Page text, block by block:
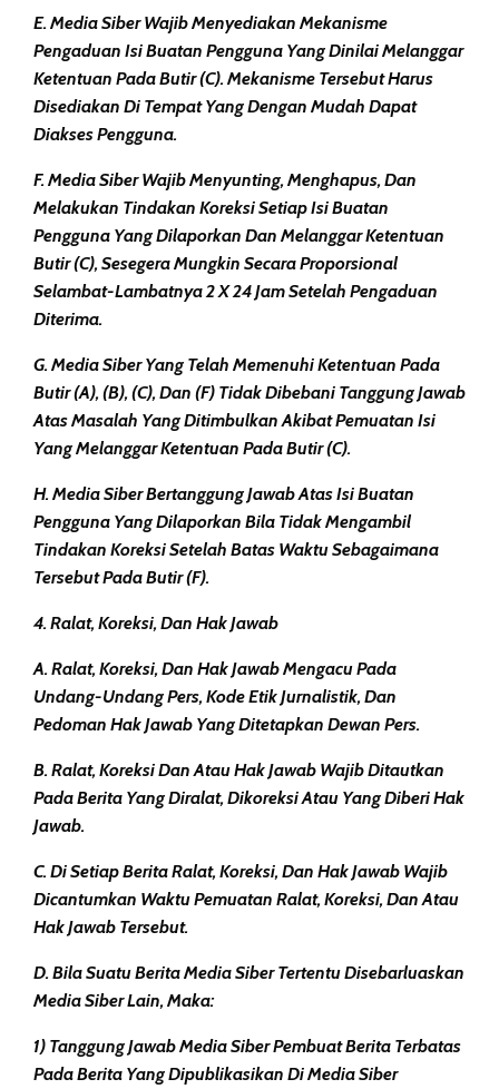
E. Media Siber Wajib Menyediakan Mekanisme
Pengaduan Isi Buatan Pengguna Yang Dinilai Melanggar
Ketentuan Pada Butir (c). Mekanisme Tersebut Harus
Disediakan Di Tempat Yang Dengan Mudah Dapat
Diakses Pengguna.
F. Media Siber Wajib Menyunting, Menghapus, Dan
Melakukan Tindakan Koreksi Setiap Isi Buatan
Pengguna Yang Dilaporkan Dan Melanggar Ketentuan
Butir (c), Sesegera Mungkin Secara Proporsional
Selambat-Lambatnya 2 X 24 Jam Setelah Pengaduan
Diterima.
G. Media Siber Yang Telah Memenuhi Ketentuan Pada
Butir (a), (b), (c), Dan (f) Tidak Dibebani Tanggung Jawab
Atas Masalah Yang Ditimbulkan Akibat Pemuatan Isi
Yang Melanggar Ketentuan Pada Butir (c).
H. Media Siber Bertanggung Jawab Atas Isi Buatan
Pengguna Yang Dilaporkan Bila Tidak Mengambil
Tindakan Koreksi Setelah Batas Waktu Sebagaimana
Tersebut Pada Butir (f).
4. Ralat, Koreksi, Dan Hak Jawab
A. Ralat, Koreksi, Dan Hak Jawab Mengacu Pada
Undang-Undang Pers, Kode Etik Jurnalistik, Dan
Pedoman Hak Jawab Yang Ditetapkan Dewan Pers.
B. Ralat, Koreksi Dan Atau Hak Jawab Wajib Ditautkan
Pada Berita Yang Diralat, Dikoreksi Atau Yang Diberi Hak
Jawab.
C. Di Setiap Berita Ralat, Koreksi, Dan Hak Jawab Wajib
Dicantumkan Waktu Pemuatan Ralat, Koreksi, Dan Atau
Hak Jawab Tersebut.
D. Bila Suatu Berita Media Siber Tertentu Disebarluaskan
Media Siber Lain, Maka:
1) Tanggung Jawab Media Siber Pembuat Berita Terbatas
Pada Berita Yang Dipublikasikan Di Media Siber